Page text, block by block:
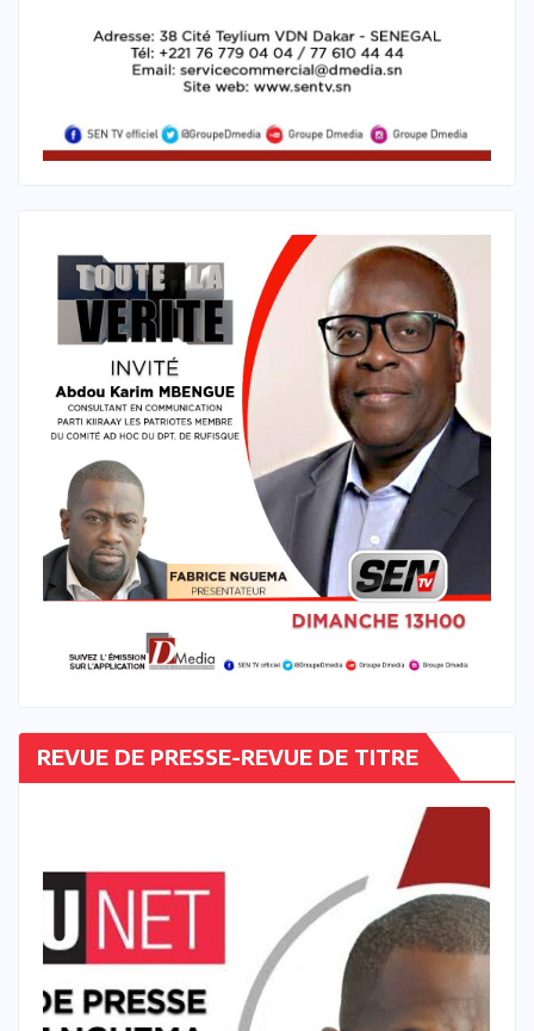
REVUE DE PRESSE-REVUE DE TITRE